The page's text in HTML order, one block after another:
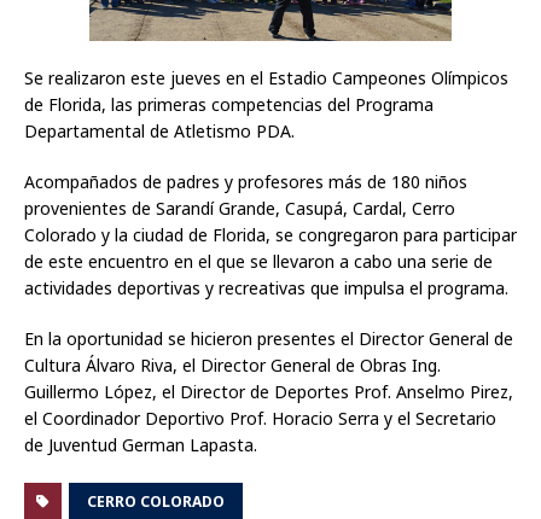
Se realizaron este jueves en el Estadio Campeones Olímpicos
de Florida, las primeras competencias del Programa
Departamental de Atletismo PDA.
Acompañados de padres y profesores más de 180 niños
provenientes de Sarandí Grande, Casupá, Cardal, Cerro
Colorado y la ciudad de Florida, se congregaron para participar
de este encuentro en el que se llevaron a cabo una serie de
actividades deportivas y recreativas que impulsa el programa.
En la oportunidad se hicieron presentes el Director General de
Cultura Álvaro Riva, el Director General de Obras Ing.
Guillermo López, el Director de Deportes Prof. Anselmo Pirez,
el Coordinador Deportivo Prof. Horacio Serra y el Secretario
de Juventud German Lapasta.
CERRO COLORADO